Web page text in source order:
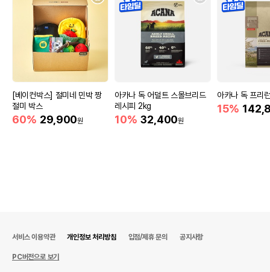
[베이컨박스] 절미네 민박 짱
절미 박스
60% 29,900원
아카나 독 어덜트 스몰브리드
레시피 2kg
10% 32,400원
아카나 독 프리
15%
서비스 이용약관 개인정보 처리방침 입점/제휴 문의 공지사항
PC버전으로 보기